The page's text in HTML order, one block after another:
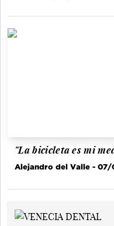
"La bicicleta es mi
Alejandro del Valle - 07/